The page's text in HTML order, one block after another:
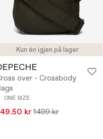
Kun én igjen på lager
over - Crossbody
ONE SIZE
kr1499 kr